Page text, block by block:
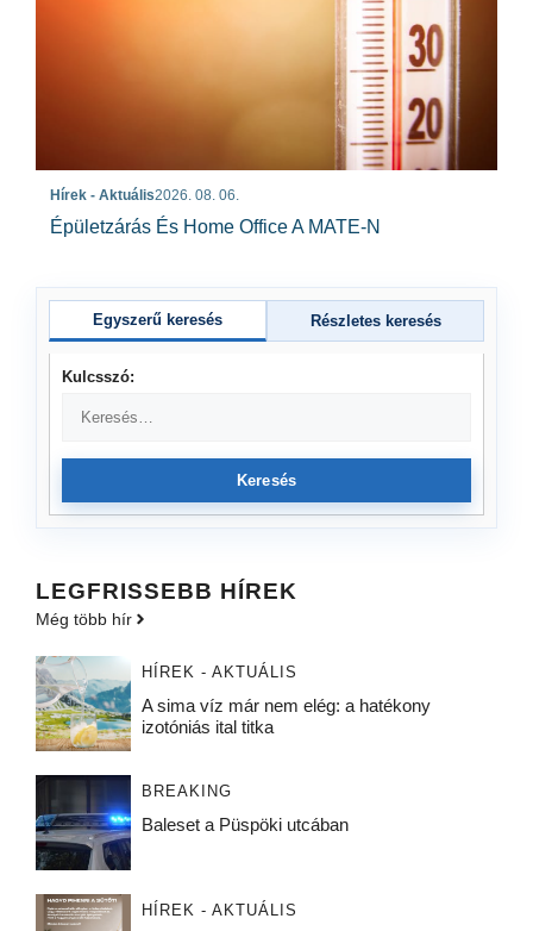
Hírek - Aktuális2026. 08. 06.
Épületzárás És Home Office A MATE-N
Egyszerű keresés Részletes keresés
Kulcsszó:
Keresés
LEGFRISSEBB HÍREK
Még több hír
HÍREK - AKTUÁLIS
A sima víz már nem elég: a hatékony
izotóniás ital titka
BREAKING
Baleset a Püspöki utcában
HÍREK - AKTUÁLIS